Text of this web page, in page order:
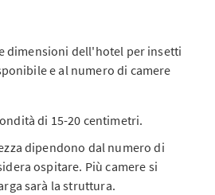
dimensioni dell'hotel per insetti
e al numero di camere
di 15-20 centimetri.
dipendono dal numero di
ospitare. Più camere si
sarà la struttura.